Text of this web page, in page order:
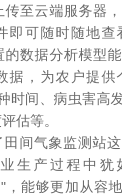
传至云端服务器
即可随时随地
的数据分析模型
据，为农户提供
时间、病虫害高
估等。
气象监测站这
生产过程中犹
，能够更加从容